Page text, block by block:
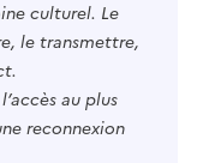
culturel. Le
le transmettre,
au plus
reconnexion